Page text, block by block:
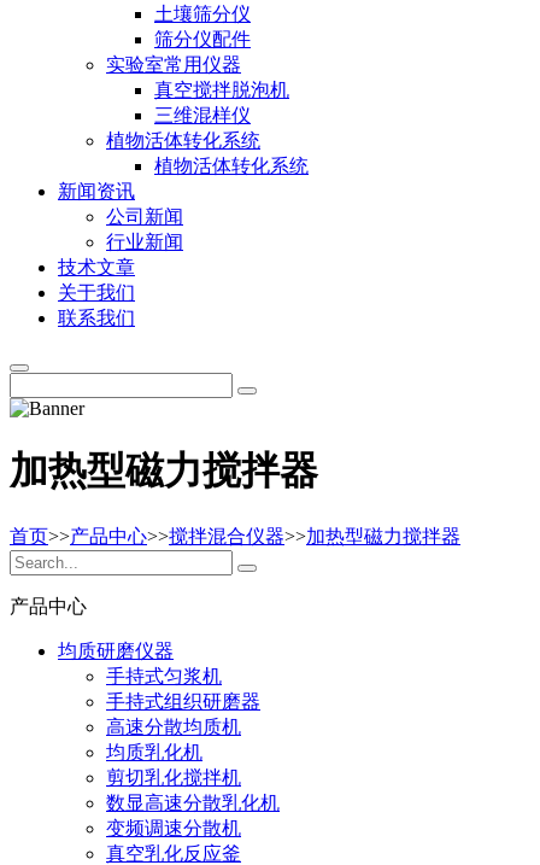
土壤筛分仪
筛分仪配件
实验室常用仪器
真空搅拌脱泡机
三维混样仪
植物活体转化系统
植物活体转化系统
新闻资讯
公司新闻
行业新闻
技术文章
关于我们
联系我们
加热型磁力搅拌器
首页>>产品中心>>搅拌混合仪器>>加热型磁力搅拌器
产品中心
均质研磨仪器
手持式匀浆机
手持式组织研磨器
高速分散均质机
均质乳化机
剪切乳化搅拌机
数显高速分散乳化机
变频调速分散机
真空乳化反应釜